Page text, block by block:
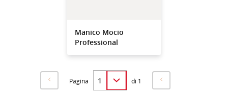
Manico Mocio
Professional
Pagina di 1